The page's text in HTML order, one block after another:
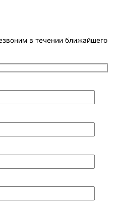
в течении ближайшего